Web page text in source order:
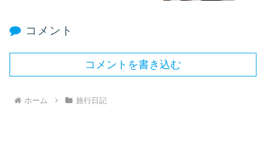
コメント
コメントを書き込む
ホーム 旅行日記